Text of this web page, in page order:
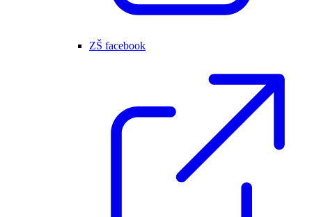
ZŠ facebook